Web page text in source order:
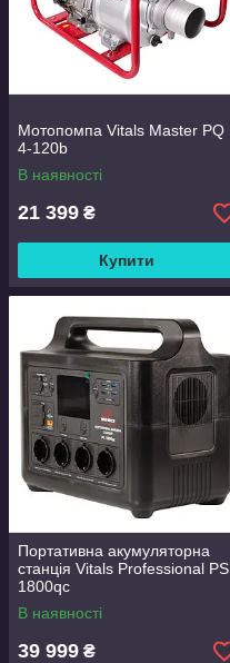
Мотопомпа Vitals Master PQ
4-120b
В наявності
21 399 ₴
Купити
Портативна акумуляторна
станція Vitals Professional PS
1800qc
В наявності
39 999 ₴